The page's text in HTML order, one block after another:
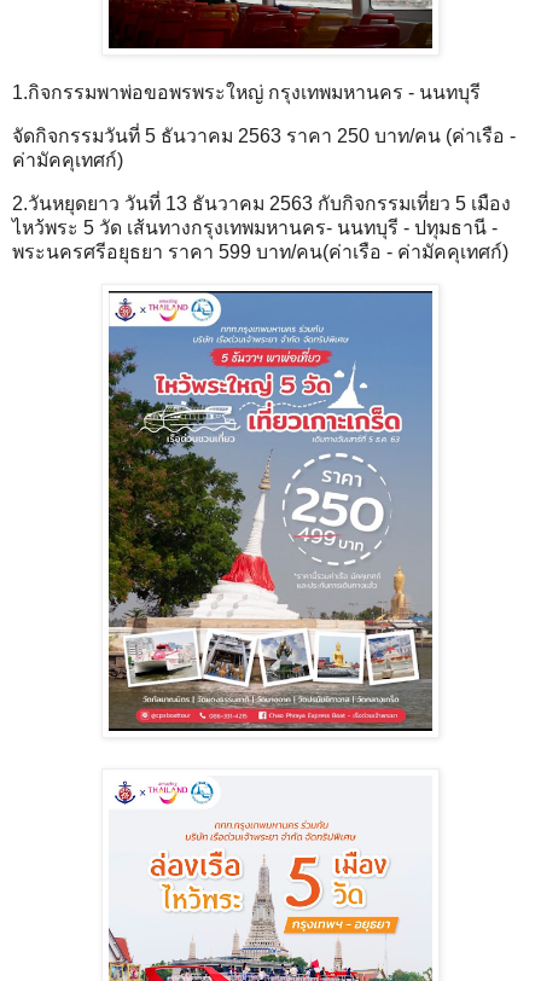
1.กิจกรรมพาพ่อขอพรพระใหญ่ กรุงเทพมหานคร - นนทบุรี
จัดกิจกรรมวันที่ 5 ธันวาคม 2563 ราคา 250 บาท/คน (ค่าเรือ -
ค่ามัคคุเทศก์)
2.วันหยุดยาว วันที่ 13 ธันวาคม 2563 กับกิจกรรมเที่ยว 5 เมือง
ไหว้พระ 5 วัด เส้นทางกรุงเทพมหานคร- นนทบุรี - ปทุมธานี -
พระนครศรีอยุธยา ราคา 599 บาท/คน(ค่าเรือ - ค่ามัคคุเทศก์)